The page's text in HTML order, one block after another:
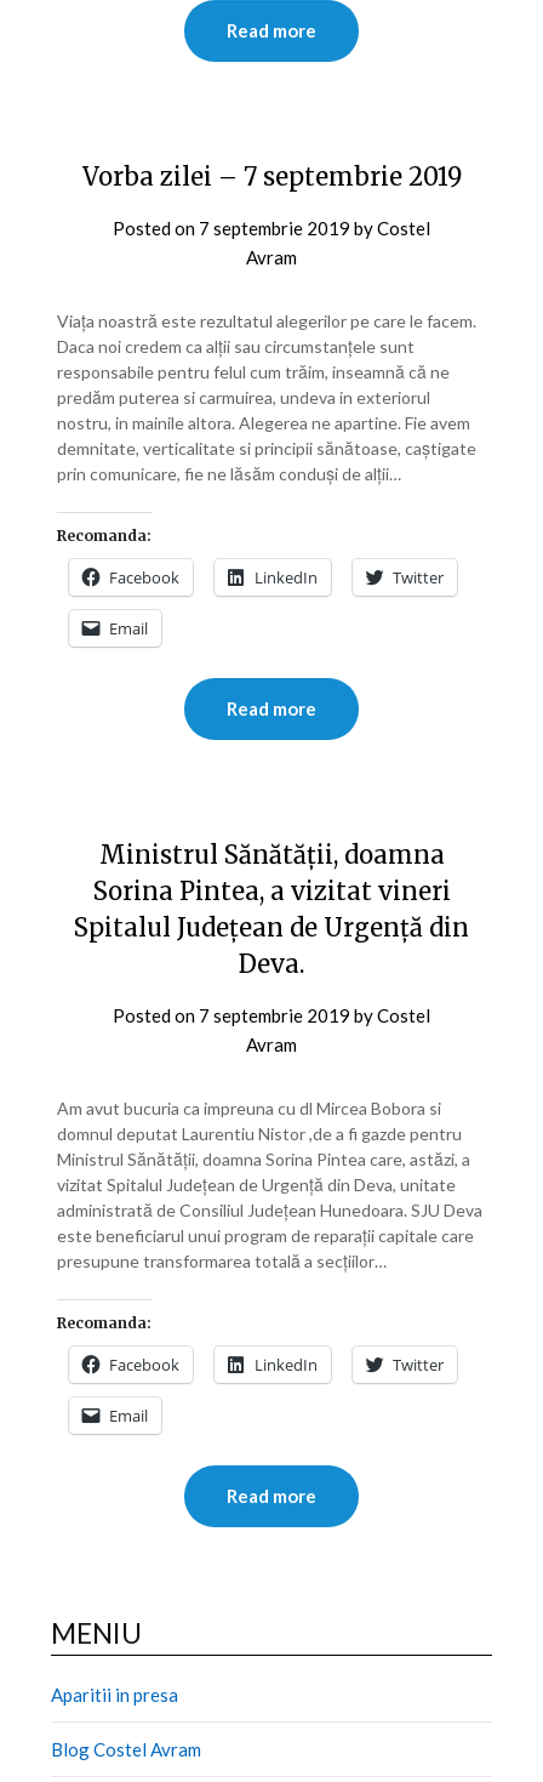
Read more
Vorba zilei – 7 septembrie 2019
Posted on 7 septembrie 2019 byCostel
Avram
Viața noastră este rezultatul alegerilor pe care le facem.
Daca noi credem ca alții sau circumstanțele sunt
responsabile pentru felul cum trăim, inseamnă că ne
predăm puterea si carmuirea, undeva in exteriorul
nostru, in mainile altora. Alegerea ne apartine. Fie avem
demnitate, verticalitate si principii sănătoase, caștigate
prin comunicare, fie ne lăsăm conduși de alții…
Recomanda:
Facebook LinkedIn Twitter
Email
Read more
Ministrul Sănătății, doamna
Sorina Pintea, a vizitat vineri
Spitalul Județean de Urgență din
Deva.
Posted on 7 septembrie 2019 byCostel
Avram
Am avut bucuria ca impreuna cu dl Mircea Bobora si
domnul deputat Laurentiu Nistor ,de a fi gazde pentru
Ministrul Sănătății, doamna Sorina Pintea care, astăzi, a
vizitat Spitalul Județean de Urgență din Deva, unitate
administrată de Consiliul Județean Hunedoara. SJU Deva
este beneficiarul unui program de reparații capitale care
presupune transformarea totală a secțiilor…
Recomanda:
Facebook LinkedIn Twitter
Email
Read more
MENIU
Aparitii in presa
Blog Costel Avram